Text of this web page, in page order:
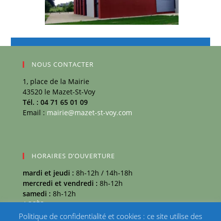
NOUS CONTACTER
1, place de la Mairie
43520 le Mazet-St-Voy
Tél. : 04 71 65 01 09
Email : mairie@mazet-st-voy.com
HORAIRES D’OUVERTURE
mardi et jeudi : 8h-12h / 14h-18h
mercredi et vendredi : 8h-12h
samedi : 8h-12h
ACCÈS
Politique de confidentialité et cookies : ce site utilise des